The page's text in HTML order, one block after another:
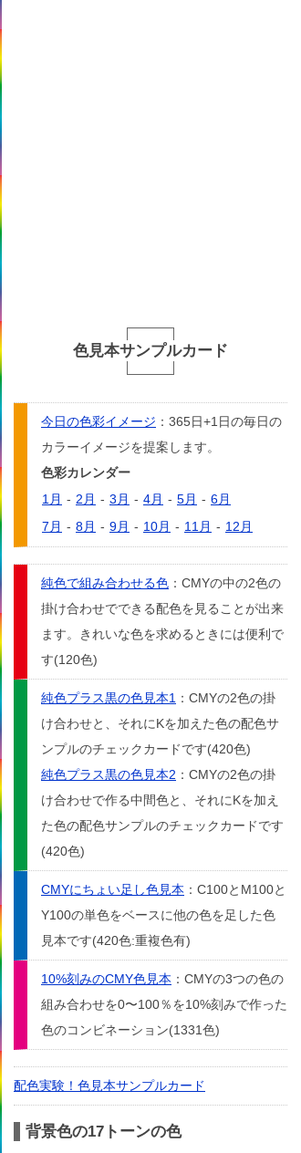
色見本サンプルカード
今日の色彩イメージ ：365日+1日の毎日の
カラーイメージを提案します。
色彩カレンダー
1月 - 2月 - 3月 - 4月 - 5月 - 6月
7月 - 8月 - 9月 - 10月 - 11月 - 12月
純色で組み合わせる色 ：CMYの中の2色の
掛け合わせでできる配色を見ることが出来
ます。きれいな色を求めるときには便利で
す(120色)
純色プラス黒の色見本1 ：CMYの2色の掛
け合わせと、それにKを加えた色の配色サ
ンプルのチェックカードです(420色)
純色プラス黒の色見本2 ：CMYの2色の掛
け合わせで作る中間色と、それにKを加え
た色の配色サンプルのチェックカードです
(420色)
CMYにちょい足し色見本 ：C100とM100と
Y100の単色をベースに他の色を足した色
見本です(420色:重複色有)
10%刻みのCMY色見本 ：CMYの3つの色の
組み合わせを0〜100％を10%刻みで作った
色のコンビネーション(1331色)
配色実験！色見本サンプルカード
背景色の17トーンの色